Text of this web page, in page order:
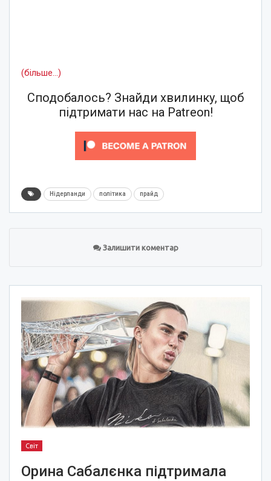
(більше…)
Сподобалось? Знайди хвилинку, щоб
підтримати нас на Patreon!
Нідерланди політика прайд
Залишити коментар
Світ
Орина Сабалєнка підтримала